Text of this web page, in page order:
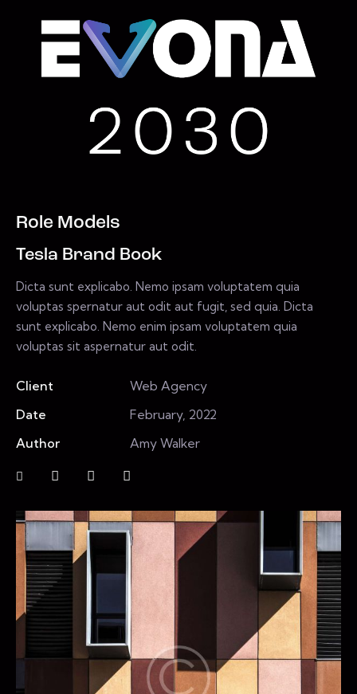
Role Models
Tesla Brand Book
Dicta sunt explicabo. Nemo ipsam voluptatem quia
voluptas spernatur aut odit aut fugit, sed quia. Dicta
sunt explicabo. Nemo enim ipsam voluptatem quia
voluptas sit aspernatur aut odit.
Client
Web Agency
Date
February, 2022
Author
Amy Walker